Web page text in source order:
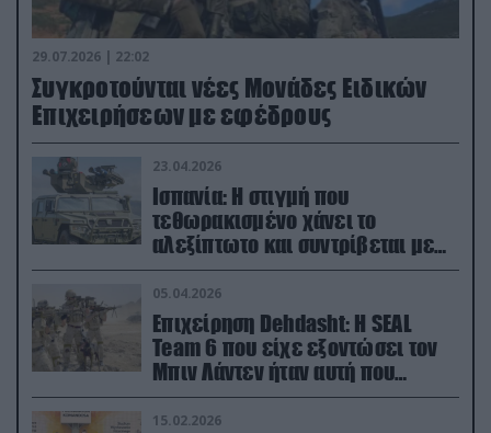
29.07.2026 | 22:02
Συγκροτούνται νέες Μονάδες Ειδικών
Επιχειρήσεων με εφέδρους
23.04.2026
Ισπανία: Η στιγμή που
τεθωρακισμένο χάνει το
αλεξίπτωτο και συντρίβεται με
ορμή στο έδαφος (βίντεο)
05.04.2026
Επιχείρηση Dehdasht: Η SEAL
Team 6 που είχε εξοντώσει τον
Μπιν Λάντεν ήταν αυτή που
διέσωσε τον πιλότο του F-15
15.02.2026